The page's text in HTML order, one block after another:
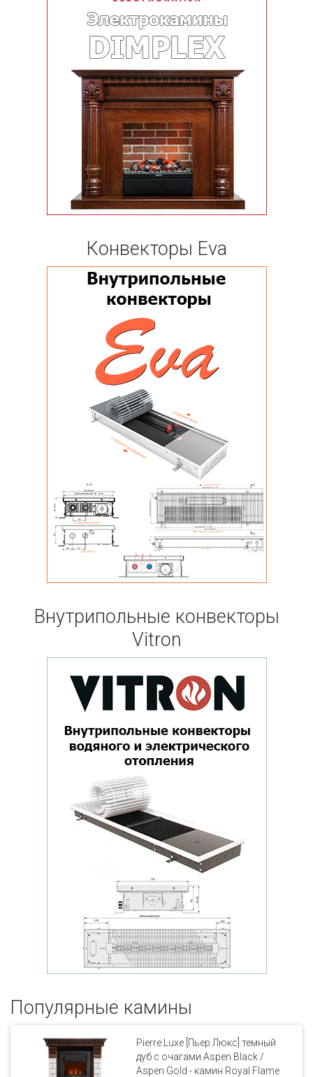
Конвекторы Eva
Внутрипольные конвекторы
Vitron
Популярные кaмины
Pierre Luxe [Пьер Люкс] темный
дуб с очагами Aspen Black /
Aspen Gold - камин Royal Flame